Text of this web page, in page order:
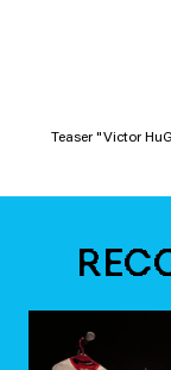
Teaser "Victor